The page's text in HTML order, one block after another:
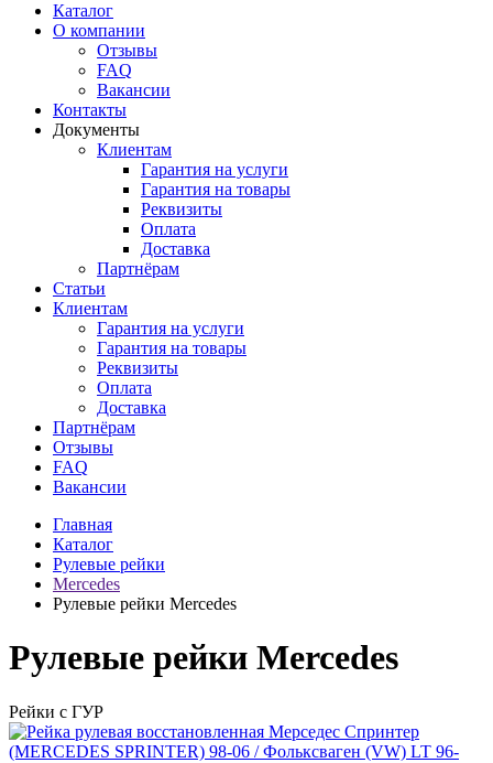
Каталог
О компании
Отзывы
FAQ
Вакансии
Контакты
Документы
Клиентам
Гарантия на услуги
Гарантия на товары
Реквизиты
Оплата
Доставка
Партнёрам
Статьи
Клиентам
Гарантия на услуги
Гарантия на товары
Реквизиты
Оплата
Доставка
Партнёрам
Отзывы
FAQ
Вакансии
Главная
Каталог
Рулевые рейки
Mercedes
Рулевые рейки Mercedes
Рулевые рейки Mercedes
Рейки с ГУР